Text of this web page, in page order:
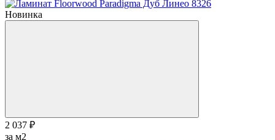
Новинка
2 037 ₽
за м2